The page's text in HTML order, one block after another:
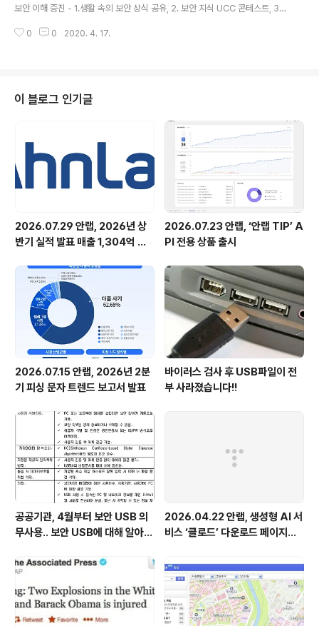
보안 이해 증진 - 1.생활 속의 보안 상식 공유, 2. 보안 지식 UCC 콘테스트, 3.V
도기업으로 보안 기업의 사회적 책임을 다하려는 노력의 일환 안랩이(대표 김홍
데다 보안 피해가 현실화 되는 점을 감안하여 보안에 대한 개인과 조직의 이해
를 높이고자 이번 보안지식공유 캠페인을 기획했다"..
0 0 2020. 4. 17.
이 블로그 인기글
2026.07.29 안랩, 2026년 상
반기 실적 발표 매출 1,304억 원,
2026.07.23 안랩, ‘안랩 TIP’ A
PI 전용 상품 출시
2026.07.15 안랩, 2026년 2분
기 피싱 문자 트렌드 보고서 발표
바이러스 검사 후 USB파일이 전
부 사라졌습니다!!
공공기관, 4월부터 보안 USB 의
무사용.. 보안 USB에 대해 알아봅
2026.04.22 안랩, 생성형 AI 서
비스 ‘클로드’ 다운로드 페이지로